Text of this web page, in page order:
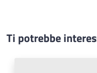
Ti potrebbe